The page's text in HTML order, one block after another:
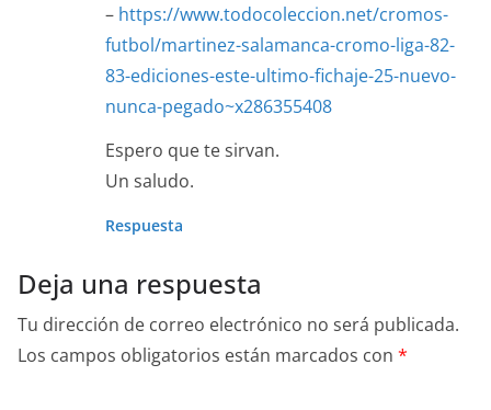
– https://www.todocoleccion.net/cromos-
futbol/martinez-salamanca-cromo-liga-82-
83-ediciones-este-ultimo-fichaje-25-nuevo-
nunca-pegado~x286355408
Espero que te sirvan.
Un saludo.
Respuesta
Deja una respuesta
Tu dirección de correo electrónico no será publicada.
Los campos obligatorios están marcados con *